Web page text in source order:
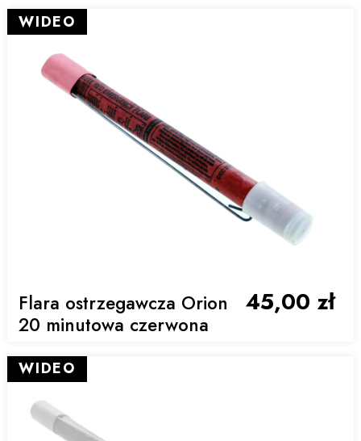
Flara ostrzegawcza Orion
20 minutowa czerwona
45,00 zł
WIDEO
WIDEO